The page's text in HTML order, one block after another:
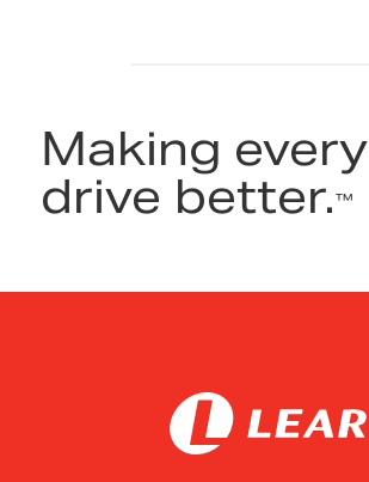
Making every
drive better.™